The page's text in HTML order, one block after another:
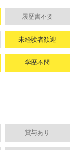
履歴書不要
未経験者歓迎
学歴不問
賞与あり